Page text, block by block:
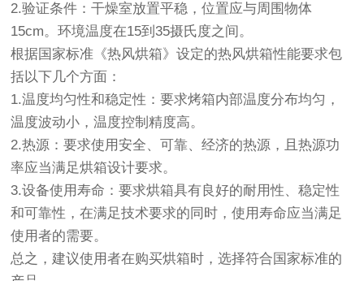
2.验证条件：干燥室放置平稳，位置应与周围物体
15cm。环境温度在15到35摄氏度之间。
根据国家标准《热风烘箱》设定的热风烘箱性能要求包
括以下几个方面：
1.温度均匀性和稳定性：要求烤箱内部温度分布均匀，
温度波动小，温度控制精度高。
2.热源：要求使用安全、可靠、经济的热源，且热源功
率应当满足烘箱设计要求。
3.设备使用寿命：要求烘箱具有良好的耐用性、稳定性
和可靠性，在满足技术要求的同时，使用寿命应当满足
使用者的需要。
总之，建议使用者在购买烘箱时，选择符合国家标准的